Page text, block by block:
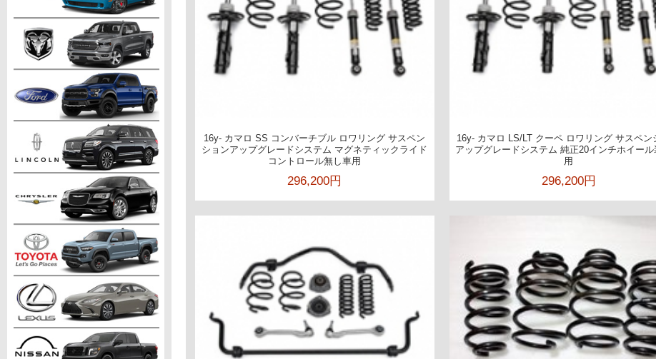
16y- カマロ SS コンバーチブル ロワリング サスペン
ションアップグレードシステム マグネティックライド
コントロール無し車用
296,200円
16y- カマロ LS/LT クーペ ロワリング サスペン
アップグレードシステム 純正20インチホイー
用
296,200円